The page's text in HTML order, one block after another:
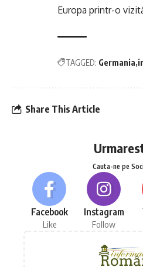
Europa printr-o
TAGGED: Germania
Share This Article
Cauta-ne pe
Facebook
Like
Instagram
Follow